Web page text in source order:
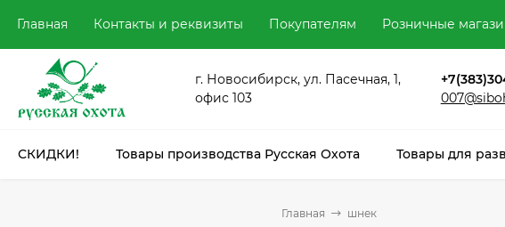
Главная Контакты и реквизиты Покупателям Розничные
г. Новосибирск, ул. Пасечная, 1,
офис 103
СКИДКИ! Товары производства Русская Охота Товары для
Главная шнек